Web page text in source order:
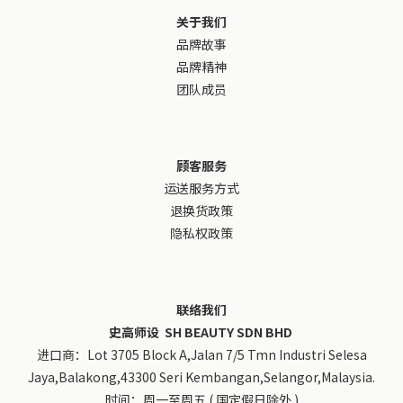
关于我们
品牌故事
品牌精神
团队成员
顾客服务
运送服务方式
退换货政策
隐私权政策
联络我们
史高师设 SH BEAUTY SDN BHD
进口商：Lot 3705 Block A,Jalan 7/5 Tmn Industri Selesa
Jaya,Balakong,43300 Seri Kembangan,Selangor,Malaysia.
时间：周一至周五 ( 国定假日除外 )